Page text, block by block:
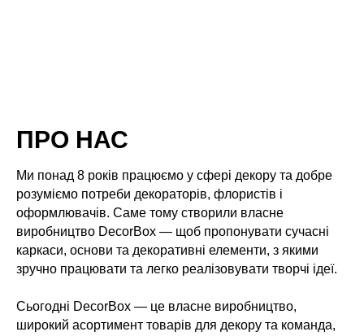
ПРО НАС
Ми понад 8 років працюємо у сфері декору та добре
розуміємо потреби декораторів, флористів і
оформлювачів. Саме тому створили власне
виробництво DecorBox — щоб пропонувати сучасні
каркаси, основи та декоративні елементи, з якими
зручно працювати та легко реалізовувати творчі ідеї.
Сьогодні DecorBox — це власне виробництво,
широкий асортимент товарів для декору та команда,